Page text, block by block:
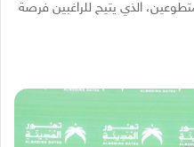
الذي يتيح للراغبين فرصة